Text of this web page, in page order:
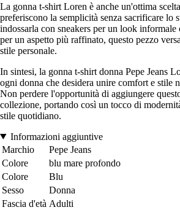
La gonna t-shirt Loren è anche un'ottima
preferiscono la semplicità senza sacrificare lo
indossarla con sneakers per un look informale
per un aspetto più raffinato, questo pezzo
stile personale.
In sintesi, la gonna t-shirt donna Pepe Jeans
ogni donna che desidera unire comfort e stile
Non perdere l'opportunità di aggiungere
collezione, portando così un tocco di
stile quotidiano.
Informazioni aggiuntive
Marchio
Pepe Jeans
Colore
blu mare profondo
Colore
Blu
Sesso
Donna
Fascia d'età Adulti